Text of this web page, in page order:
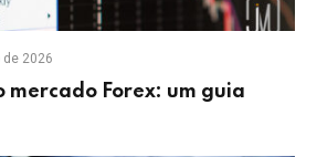
de 2026
mercado Forex: um guia